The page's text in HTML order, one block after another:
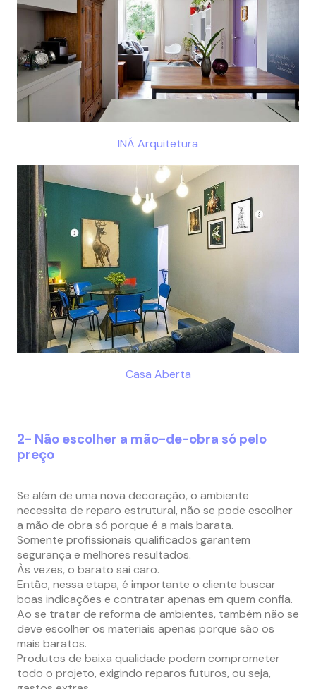
INÁ Arquitetura
Casa Aberta
2- Não escolher a mão-de-obra só pelo
preço
Se além de uma nova decoração, o ambiente
necessita de reparo estrutural, não se pode escolher
a mão de obra só porque é a mais barata.
Somente profissionais qualificados garantem
segurança e melhores resultados.
Às vezes, o barato sai caro.
Então, nessa etapa, é importante o cliente buscar
boas indicações e contratar apenas em quem confia.
Ao se tratar de reforma de ambientes, também não se
deve escolher os materiais apenas porque são os
mais baratos.
Produtos de baixa qualidade podem comprometer
todo o projeto, exigindo reparos futuros, ou seja,